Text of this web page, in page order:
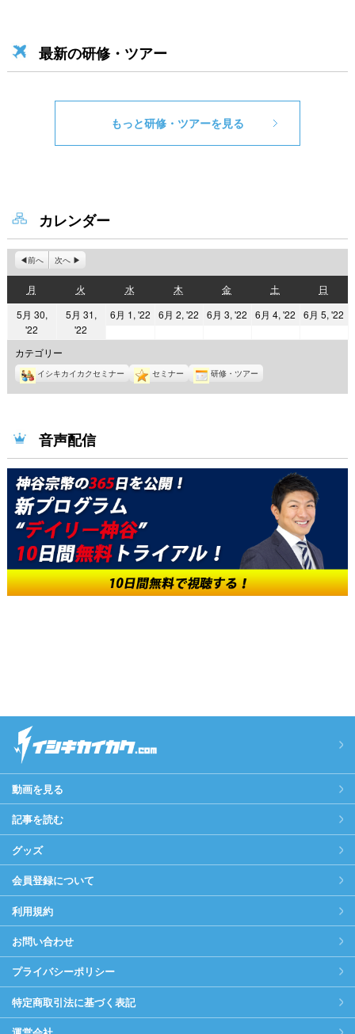
最新の研修・ツアー
もっと研修・ツアーを見る
カレンダー
前へ 次へ
月
曜
日
火
曜
日
水水
曜
日
木
曜
日
金金
曜
日
土
曜
日
日
曜
日
5月 30,
'22
年
5
月
30
5月 31,
'22
5
月
31
6月 1, '222022
月
1
日
6月 2, '22
2022
月
2
日
6月 3, '22
2022
月
日
6月 4, '22
2022
日
6月 5, '22
日
カテゴリー
イシキカイカクセミナー セミナー 研修・ツアー
音声配信
動画を見る
記事を読む
グッズ
会員登録について
利用規約
お問い合わせ
プライバシーポリシー
特定商取引法に基づく表記